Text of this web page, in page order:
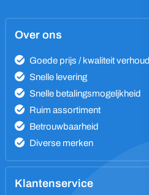
Over ons
Goede prijs / kwaliteit
Snelle levering
Snelle betalingsmogeljkheid
Ruim assortiment
Betrouwbaarheid
Diverse merken
Klantenservice